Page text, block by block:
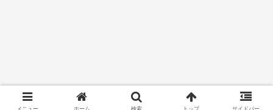
メニュー ホーム 検索 トップ サイドバー